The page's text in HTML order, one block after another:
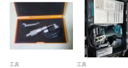
工具 工具